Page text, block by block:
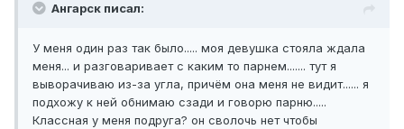
Ангарск писал:
У меня один раз так было..... моя девушка стояла ждала
меня... и разговаривает с каким то парнем....... тут я
выворачиваю из-за угла, причём она меня не видит...... я
подхожу к ней обнимаю сзади и говорю парню.....
Классная у меня подруга? он сволочь нет чтобы